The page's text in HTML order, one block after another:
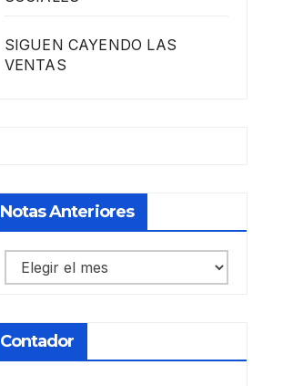
SIGUEN CAYENDO LAS
VENTAS
Notas Anteriores
Notas
anteriores
Contador